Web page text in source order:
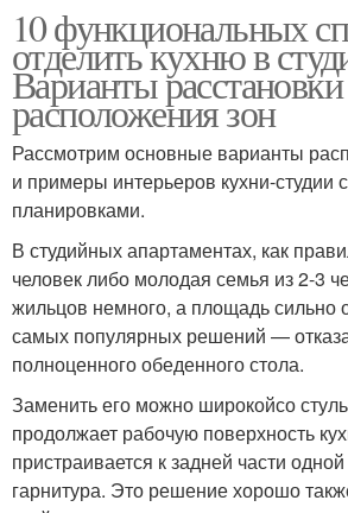
10 функциональных
отделить кухню в
Варианты
расположения зон
Рассмотрим основные варианты
и примеры интерьеров кухни-студии
планировками.
В студийных апартаментах, как
человек либо молодая семья из 2-3
жильцов немного, а площадь сильно
самых популярных решений —
полноценного обеденного стола.
Заменить его можно широкойсо
продолжает рабочую поверхность
пристраивается к задней части
гарнитура. Это решение хорошо